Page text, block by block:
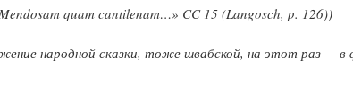
quam cantilenam…» CC 15 (Langosch, p. 126))
народной сказки, тоже швабской, на этот раз — в